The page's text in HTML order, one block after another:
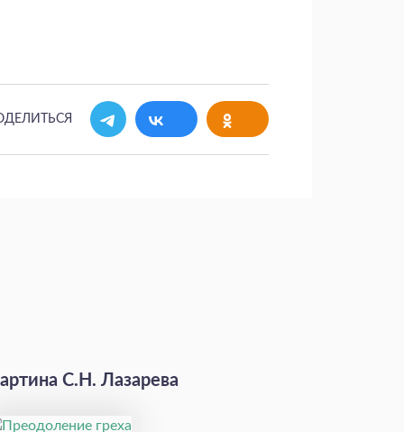
С.Н. Лазарева